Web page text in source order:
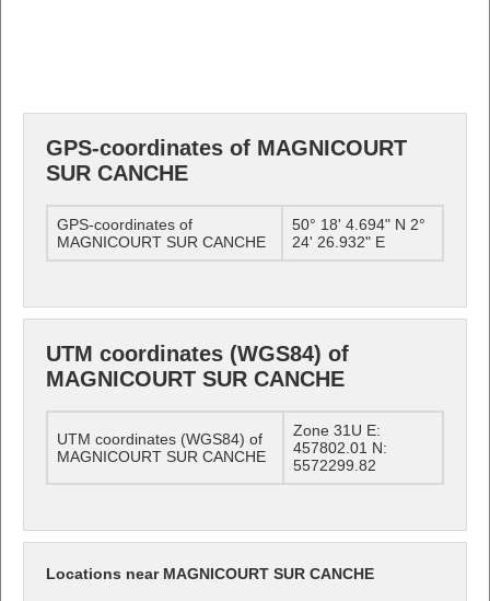
GPS-coordinates of MAGNICOURT
SUR CANCHE
GPS-coordinates of
MAGNICOURT SUR CANCHE
50° 18' 4.694" N 2°
24' 26.932" E
UTM coordinates (WGS84) of
MAGNICOURT SUR CANCHE
UTM coordinates (WGS84) of
MAGNICOURT SUR CANCHE
Zone 31U E:
457802.01 N:
5572299.82
Locations near MAGNICOURT SUR CANCHE